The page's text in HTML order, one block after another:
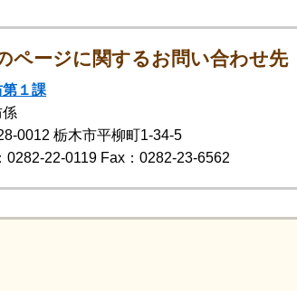
ページに関するお問い合わせ先
１課
係
0012 栃木市平柳町1-34-5
0282-22-0119 Fax：0282-23-6562